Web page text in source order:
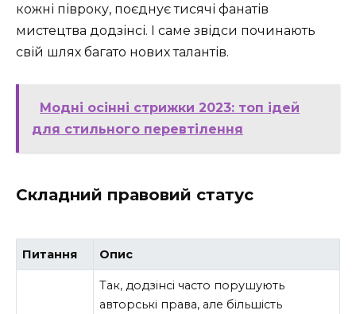
кожні півроку, поєднує тисячі фанатів
мистецтва додзінсі. І саме звідси починають
свій шлях багато нових талантів.
Модні осінні стрижки 2023: топ ідей
для стильного перевтілення
Складний правовий статус
Питання Опис
Так, додзінсі часто порушують
авторські права, але більшість